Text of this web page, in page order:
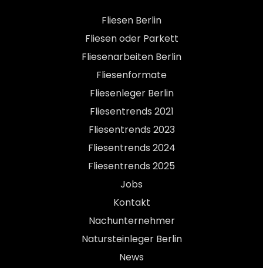
Fliesen Berlin
Fliesen oder Parkett
Fliesenarbeiten Berlin
Fliesenformate
Fliesenleger Berlin
Fliesentrends 2021
Fliesentrends 2023
Fliesentrends 2024
Fliesentrends 2025
Jobs
Kontakt
Nachunternehmer
Natursteinleger Berlin
News